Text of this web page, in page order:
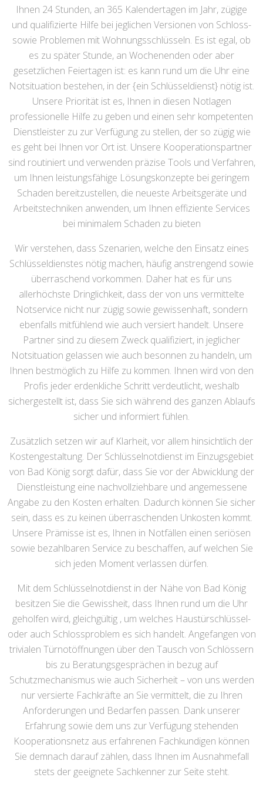
Ihnen 24 Stunden, an 365 Kalendertagen im Jahr, zügige
und qualifizierte Hilfe bei jeglichen Versionen von Schloss-
sowie Problemen mit Wohnungsschlüsseln. Es ist egal, ob
es zu später Stunde, an Wochenenden oder aber
gesetzlichen Feiertagen ist: es kann rund um die Uhr eine
Notsituation bestehen, in der {ein Schlüsseldienst} nötig ist.
Unsere Priorität ist es, Ihnen in diesen Notlagen
professionelle Hilfe zu geben und einen sehr kompetenten
Dienstleister zu zur Verfügung zu stellen, der so zügig wie
es geht bei Ihnen vor Ort ist. Unsere Kooperationspartner
sind routiniert und verwenden präzise Tools und Verfahren,
um Ihnen leistungsfähige Lösungskonzepte bei geringem
Schaden bereitzustellen, die neueste Arbeitsgeräte und
Arbeitstechniken anwenden, um Ihnen effiziente Services
bei minimalem Schaden zu bieten
Wir verstehen, dass Szenarien, welche den Einsatz eines
Schlüsseldienstes nötig machen, häufig anstrengend sowie
überraschend vorkommen. Daher hat es für uns
allerhöchste Dringlichkeit, dass der von uns vermittelte
Notservice nicht nur zügig sowie gewissenhaft, sondern
ebenfalls mitfühlend wie auch versiert handelt. Unsere
Partner sind zu diesem Zweck qualifiziert, in jeglicher
Notsituation gelassen wie auch besonnen zu handeln, um
Ihnen bestmöglich zu Hilfe zu kommen. Ihnen wird von den
Profis jeder erdenkliche Schritt verdeutlicht, weshalb
sichergestellt ist, dass Sie sich während des ganzen Ablaufs
sicher und informiert fühlen.
Zusätzlich setzen wir auf Klarheit, vor allem hinsichtlich der
Kostengestaltung. Der Schlüsselnotdienst im Einzugsgebiet
von Bad König sorgt dafür, dass Sie vor der Abwicklung der
Dienstleistung eine nachvollziehbare und angemessene
Angabe zu den Kosten erhalten. Dadurch können Sie sicher
sein, dass es zu keinen überraschenden Unkosten kommt.
Unsere Prämisse ist es, Ihnen in Notfällen einen seriösen
sowie bezahlbaren Service zu beschaffen, auf welchen Sie
sich jeden Moment verlassen dürfen.
Mit dem Schlüsselnotdienst in der Nähe von Bad König
besitzen Sie die Gewissheit, dass Ihnen rund um die Uhr
geholfen wird, gleichgültig , um welches Haustürschlüssel-
oder auch Schlossproblem es sich handelt. Angefangen von
trivialen Türnotöffnungen über den Tausch von Schlössern
bis zu Beratungsgesprächen in bezug auf
Schutzmechanismus wie auch Sicherheit – von uns werden
nur versierte Fachkräfte an Sie vermittelt, die zu Ihren
Anforderungen und Bedarfen passen. Dank unserer
Erfahrung sowie dem uns zur Verfügung stehenden
Kooperationsnetz aus erfahrenen Fachkundigen können
Sie demnach darauf zählen, dass Ihnen im Ausnahmefall
stets der geeignete Sachkenner zur Seite steht.